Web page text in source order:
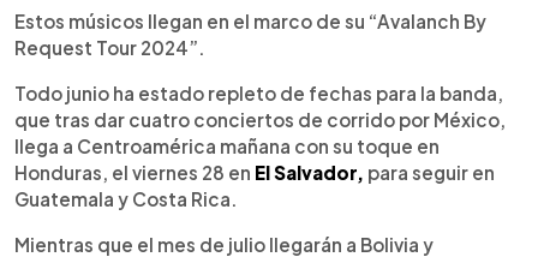
Estos músicos llegan en el marco de su “Avalanch By
Request Tour 2024”.
Todo junio ha estado repleto de fechas para la banda,
que tras dar cuatro conciertos de corrido por México,
llega a Centroamérica mañana con su toque en
Honduras, el viernes 28 en El Salvador, para seguir en
Guatemala y Costa Rica.
Mientras que el mes de julio llegarán a Bolivia y